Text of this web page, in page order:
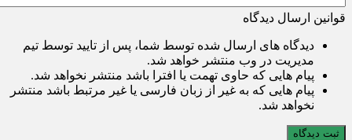
قوانین ارسال دیدگاه
دیدگاه های ارسال شده توسط شما، پس از تایید توسط تیم
مدیریت در وب منتشر خواهد شد.
پیام هایی که حاوی تهمت یا افترا باشد منتشر نخواهد شد.
پیام هایی که به غیر از زبان فارسی یا غیر مرتبط باشد منتشر
نخواهد شد.
ثبت دیدگاه